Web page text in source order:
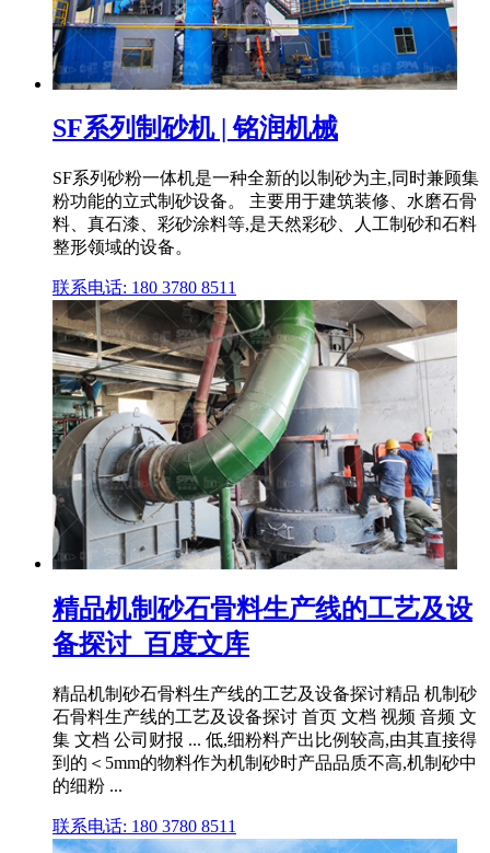
SF系列制砂机 | 铭润机械
SF系列砂粉一体机是一种全新的以制砂为主,同时兼顾集
粉功能的立式制砂设备。 主要用于建筑装修、水磨石骨
料、真石漆、彩砂涂料等,是天然彩砂、人工制砂和石料
整形领域的设备。
联系电话: 180 3780 8511
精品机制砂石骨料生产线的工艺及设
备探讨_百度文库
精品机制砂石骨料生产线的工艺及设备探讨精品 机制砂
石骨料生产线的工艺及设备探讨 首页 文档 视频 音频 文
集 文档 公司财报 ... 低,细粉料产出比例较高,由其直接得
到的＜5mm的物料作为机制砂时产品品质不高,机制砂中
的细粉 ...
联系电话: 180 3780 8511